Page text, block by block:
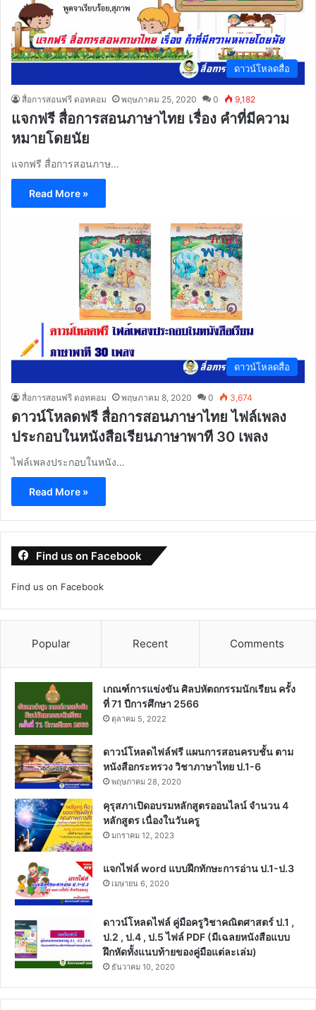
ดาวน์โหลดสื่อ
สื่อการสอนฟรี ดอทคอม พฤษภาคม 25, 2020 0 9,182
แจกฟรี สื่อการสอนภาษาไทย เรื่อง คำที่มีความ
หมายโดยนัย
แจกฟรี สื่อการสอนภาษ…
Read More »
ดาวน์โหลดสื่อ
สื่อการสอนฟรี ดอทคอม พฤษภาคม 8, 2020 0 3,674
ดาวน์โหลดฟรี สื่อการสอนภาษาไทย ไฟล์เพลง
ประกอบในหนังสือเรียนภาษาพาที 30 เพลง
ไฟล์เพลงประกอบในหนัง…
Read More »
Find us on Facebook
Find us on Facebook
Popular Recent Comments
เกณฑ์การแข่งขัน ศิลปหัตถกรรมนักเรียน ครั้ง
ที่ 71 ปีการศึกษา 2566
ตุลาคม 5, 2022
ดาวน์โหลดไฟล์ฟรี แผนการสอนครบชั้น ตาม
หนังสือกระทรวง วิชาภาษาไทย ป.1-6
พฤษภาคม 28, 2020
คุรุสภาเปิดอบรมหลักสูตรออนไลน์ จำนวน 4
หลักสูตร เนื่องในวันครู
มกราคม 12, 2023
แจกไฟล์ word แบบฝึกทักษะการอ่าน ป.1-ป.3
เมษายน 6, 2020
ดาวน์โหลดไฟล์ คู่มือครูวิชาคณิตศาสตร์ ป.1 ,
ป.2 , ป.4 , ป.5 ไฟล์ PDF (มีเฉลยหนังสือแบบ
ฝึกหัดทั้งแนบท้ายของคู่มือแต่ละเล่ม)
ธันวาคม 10, 2020